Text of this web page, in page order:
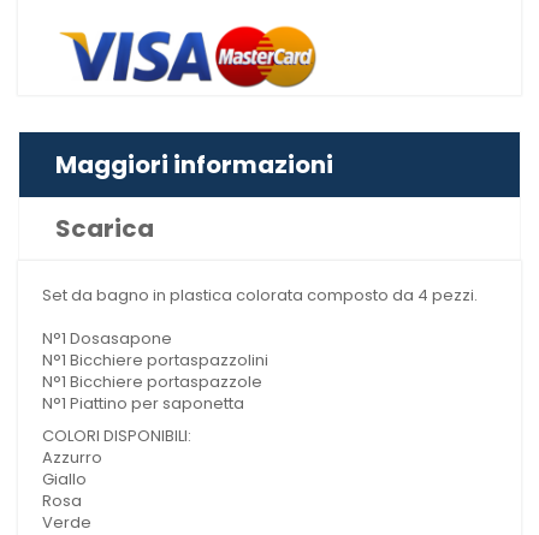
Maggiori informazioni
Scarica
Set da bagno in plastica colorata composto da 4 pezzi.
N°1 Dosasapone
N°1 Bicchiere portaspazzolini
N°1 Bicchiere portaspazzole
N°1 Piattino per saponetta
COLORI DISPONIBILI:
Azzurro
Giallo
Rosa
Verde